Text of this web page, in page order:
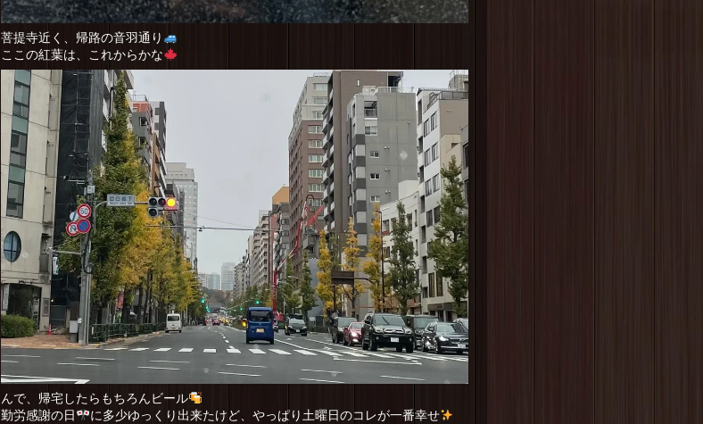
菩提寺近く、帰路の音羽通り
ここの紅葉は、これからかな
んで、帰宅したらもちろんビール
勤労感謝の日
に多少ゆっくり出来たけど、やっぱり土曜日のコレが一番幸せ